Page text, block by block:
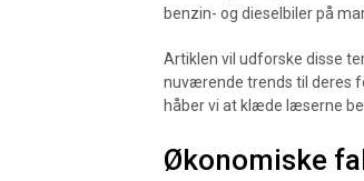
benzin- og dieselbiler på
Artiklen vil udforske disse
nuværende trends til deres
håber vi at klæde læserne
Økonomiske